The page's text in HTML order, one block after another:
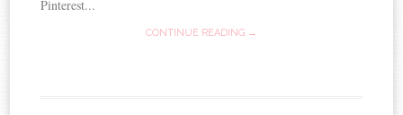
Pinterest...
CONTINUE READING →